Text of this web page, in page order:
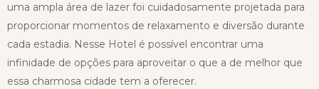
uma ampla área de lazer foi cuidadosamente projetada para
proporcionar momentos de relaxamento e diversão durante
cada estadia. Nesse Hotel é possível encontrar uma
infinidade de opções para aproveitar o que a de melhor que
essa charmosa cidade tem a oferecer.